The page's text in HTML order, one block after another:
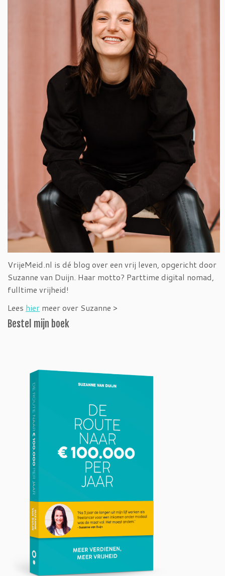
VrijeMeid.nl is dé blog over een vrij leven, opgericht door
Suzanne van Duijn. Haar motto? Parttime digital nomad,
fulltime vrijheid!
Lees hier meer over Suzanne >
Bestel mijn boek